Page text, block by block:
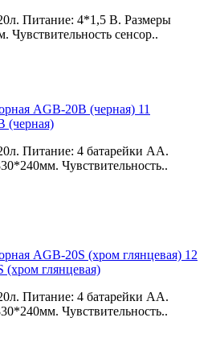
Питание: 4*1,5 В. Размеры
сенсор..
(черная)
Питание: 4 батарейки АА.
Чувствительность..
(хром глянцевая)
Питание: 4 батарейки АА.
Чувствительность..